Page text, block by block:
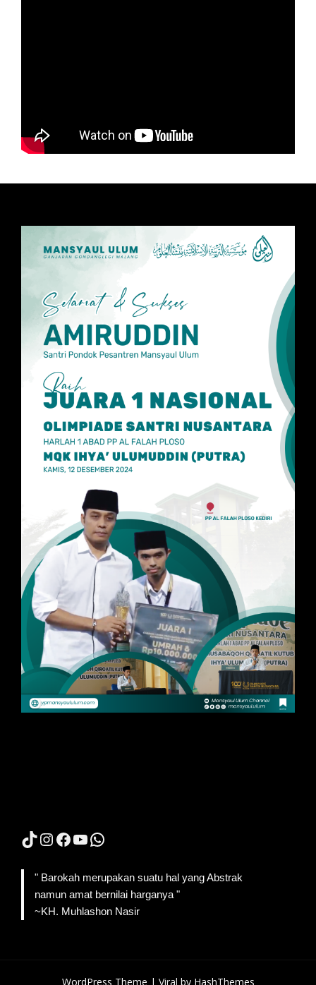
TikTok
Instagram
Facebook
YouTube
WhatsApp
" Barokah merupakan suatu hal yang Abstrak
namun amat bernilai harganya "
~KH. Muhlashon Nasir
WordPress Theme | Viral by HashThemes